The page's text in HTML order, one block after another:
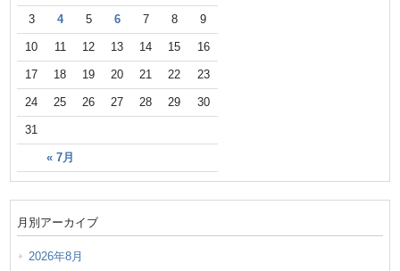
« 7月
3 4 5 6 7 8 9
10 11 12 13 14 15 16
17 18 19 20 21 22 23
24 25 26 27 28 29 30
31
月別アーカイブ
2026年8月